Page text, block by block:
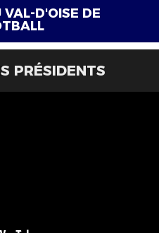
VAL-D'OISE DE
PRÉSIDENTS